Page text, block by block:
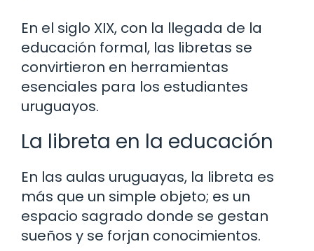
En el siglo XIX, con la llegada de la
educación formal, las libretas se
convirtieron en herramientas
esenciales para los estudiantes
uruguayos.
La libreta en la educación
En las aulas uruguayas, la libreta es
más que un simple objeto; es un
espacio sagrado donde se gestan
sueños y se forjan conocimientos.